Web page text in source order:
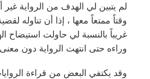
لم يتبين لي الهدف من الرواية
وقتاً ممتعاً معها ، إذا أن تناوله
غريباً بالنسبة لي حاولت استيضاح
وراءه حتى انتهت الرواية دون
وقد يكتفي البعض من قراءة